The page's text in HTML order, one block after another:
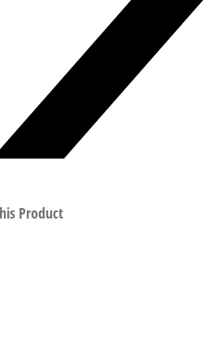
Product